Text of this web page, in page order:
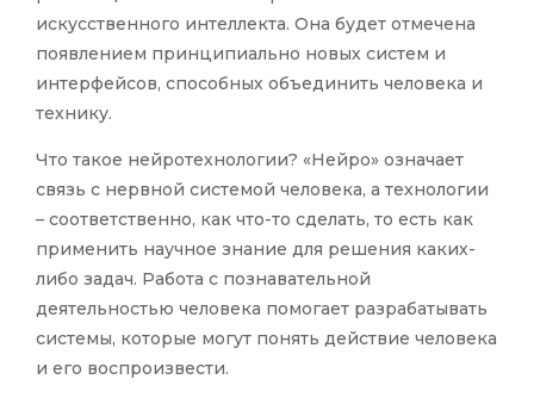
искусственного интеллекта. Она будет отмечена
появлением принципиально новых систем и
интepфeйcoв, способных объединить человека и
технику.
Что такое нейротехнологии? «Нейро» означает
связь с нервной системой человека, а технологии
– соответственно, как что-то сделать, то есть как
применить научное знание для решения каких-
либо задач. Работа с познавательной
деятельностью человека помогает разрабатывать
системы, которые могут понять действие человека
и его воспроизвести.